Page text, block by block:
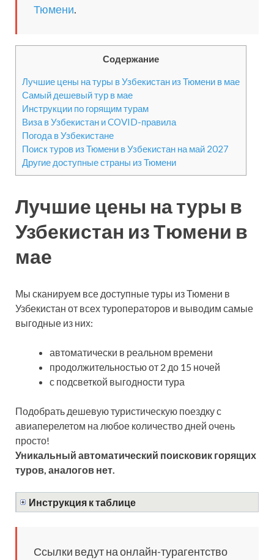
Тюмени.
Содержание
Лучшие цены на туры в Узбекистан из Тюмени в мае
Самый дешевый тур в мае
Инструкции по горящим турам
Виза в Узбекистан и COVID-правила
Погода в Узбекистане
Поиск туров из Тюмени в Узбекистан на май 2027
Другие доступные страны из Тюмени
Лучшие цены на туры в
Узбекистан из Тюмени в
мае
Мы сканируем все доступные туры из Тюмени в
Узбекистан от всех туроператоров и выводим самые
выгодные из них:
автоматически в реальном времени
продолжительностью от 2 до 15 ночей
с подсветкой выгодности тура
Подобрать дешевую туристическую поездку с
авиаперелетом на любое количество дней очень
просто!
Уникальный автоматический поисковик горящих
туров, аналогов нет.
Инструкция к таблице
Ссылки ведут на онлайн-турагентство